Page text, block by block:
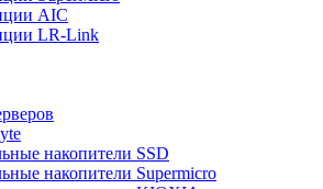
AIC
LR-Link
накопители SSD
накопители Supermicro